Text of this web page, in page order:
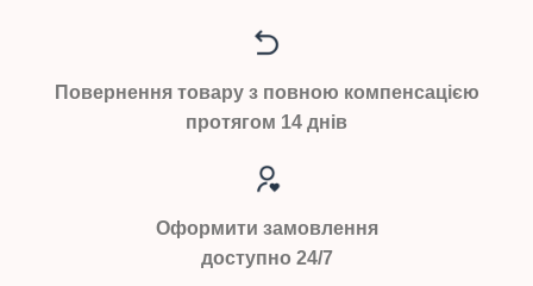
Повернення товару з повною компенсацією
протягом 14 днів
Оформити замовлення
доступно 24/7